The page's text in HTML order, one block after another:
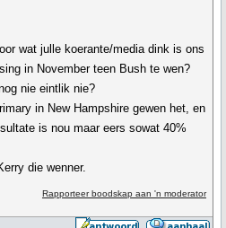
wat julle koerante/media dink is ons
in November teen Bush te wen?
nie eintlik nie?
in New Hampshire gewen het, en
is nou maar eers sowat 40%
die wenner.
Rapporteer boodskap aan 'n moderator